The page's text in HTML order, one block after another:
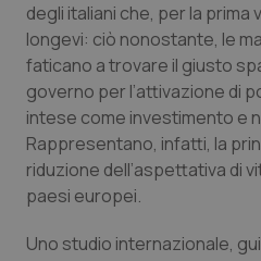
Calabria
Campania
Emilia-Romagna
Friuli Venezia Giulia
Asma & BPCO
Car-T
Colesterolo &
Dermatite Atopica
degli italiani che, per la prima
longevi: ciò nonostante, le
faticano a trovare il giusto
governo per l’attivazione di
intese come investimento e
Rappresentano, infatti, la
riduzione dell’aspettativa di
paesi europei.
Uno studio internazionale,